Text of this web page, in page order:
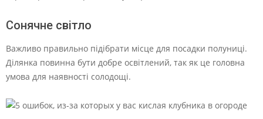
Сонячне світло
Важливо правильно підібрати місце для посадки полуниці.
Ділянка повинна бути добре освітлений, так як це головна
умова для наявності солодощі.